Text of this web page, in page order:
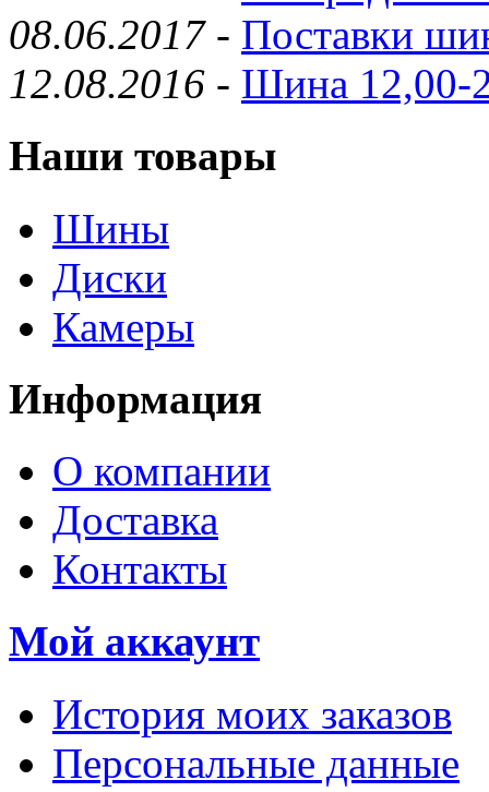
08.06.2017- Поставки
12.08.2016 - Шина 12,00-
Наши товары
Шины
Диски
Камеры
Информация
О компании
Доставка
Контакты
Мой аккаунт
История моих заказов
Персональные данные